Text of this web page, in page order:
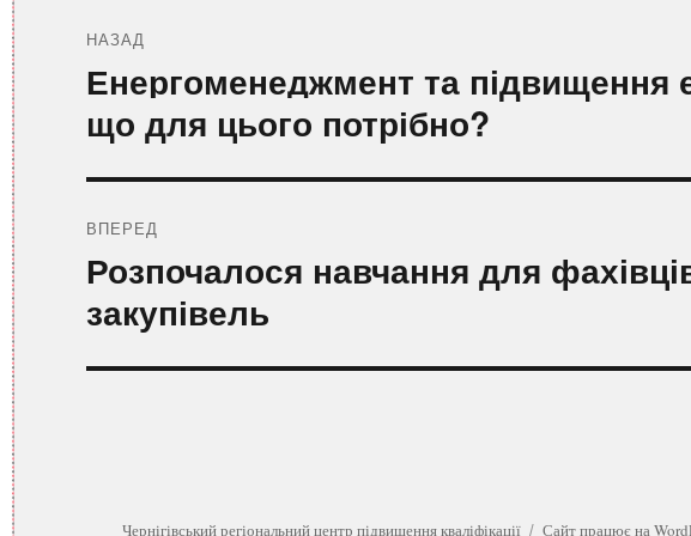
записів
НАЗАД
Попередній
запис:
Енергоменеджмент та підвищення
що для цього потрібно?
ВПЕРЕД
Наступний
запис:
Розпочалося навчання для
закупівель
Чернігівський регіональний центр підвищення кваліфікації Сайт працює на